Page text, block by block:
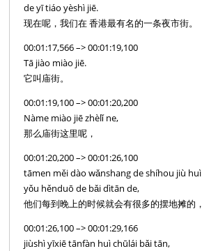
de yī tiáo yèshì jiē.
现在呢，我们在 香港最有名的一条夜市街。
00:01:17,566 –> 00:01:19,100
Tā jiào miào jiē.
它叫庙街。
00:01:19,100 –> 00:01:20,200
Nàme miào jiē zhèlǐ ne,
那么庙街这里呢，
00:01:20,200 –> 00:01:26,100
tāmen měi dào wǎnshang de shíhou jiù huì
yǒu hěnduō de bǎi dìtān de,
他们每到晚上的时候就会有很多的摆地摊的，
00:01:26,100 –> 00:01:29,166
jiùshì yīxiē tānfàn huì chūlái bǎi tān,